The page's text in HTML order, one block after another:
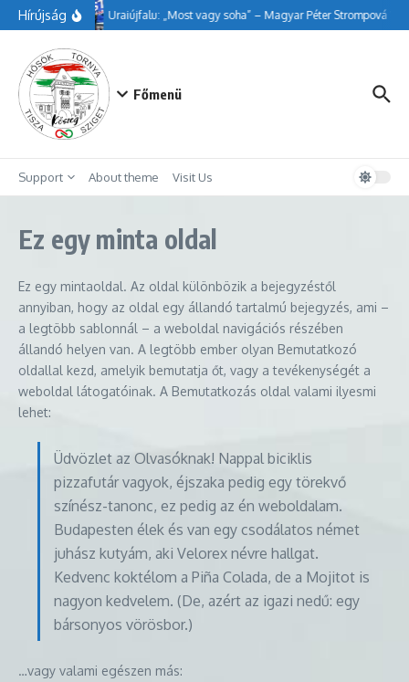
Ugrás a tartalomhoz
Hírújság Uraiújfalu: „Most vagy soha” – Magyar Péter Strompová
Főmenü
Support About theme Visit Us
Ez egy minta oldal
Ez egy mintaoldal. Az oldal különbözik a bejegyzéstől
annyiban, hogy az oldal egy állandó tartalmú bejegyzés, ami –
a legtöbb sablonnál – a weboldal navigációs részében
állandó helyen van. A legtöbb ember olyan Bemutatkozó
oldallal kezd, amelyik bemutatja őt, vagy a tevékenységét a
weboldal látogatóinak. A Bemutatkozás oldal valami ilyesmi
lehet:
Üdvözlet az Olvasóknak! Nappal biciklis
pizzafutár vagyok, éjszaka pedig egy törekvő
színész-tanonc, ez pedig az én weboldalam.
Budapesten élek és van egy csodálatos német
juhász kutyám, aki Velorex névre hallgat.
Kedvenc koktélom a Piña Colada, de a Mojitot is
nagyon kedvelem. (De, azért az igazi nedű: egy
bársonyos vörösbor.)
…vagy valami egészen más: